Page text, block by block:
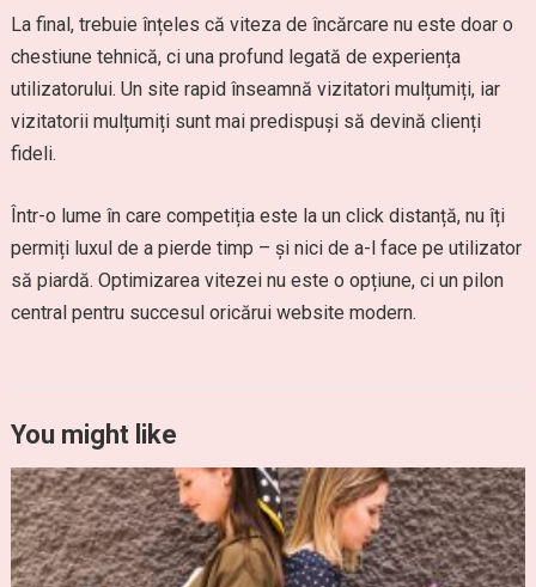
La final, trebuie înțeles că viteza de încărcare nu este doar o
chestiune tehnică, ci una profund legată de experiența
utilizatorului. Un site rapid înseamnă vizitatori mulțumiți, iar
vizitatorii mulțumiți sunt mai predispuși să devină clienți
fideli.
Într-o lume în care competiția este la un click distanță, nu îți
permiți luxul de a pierde timp – și nici de a-l face pe utilizator
să piardă. Optimizarea vitezei nu este o opțiune, ci un pilon
central pentru succesul oricărui website modern.
You might like